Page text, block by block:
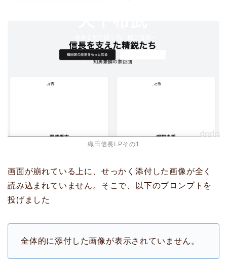
織田信長LPその1
画面が崩れている上に、せっかく添付した画像が全く
読み込まれていません。そこで、以下のプロンプトを
投げました
全体的に添付した画像が表示されていません。